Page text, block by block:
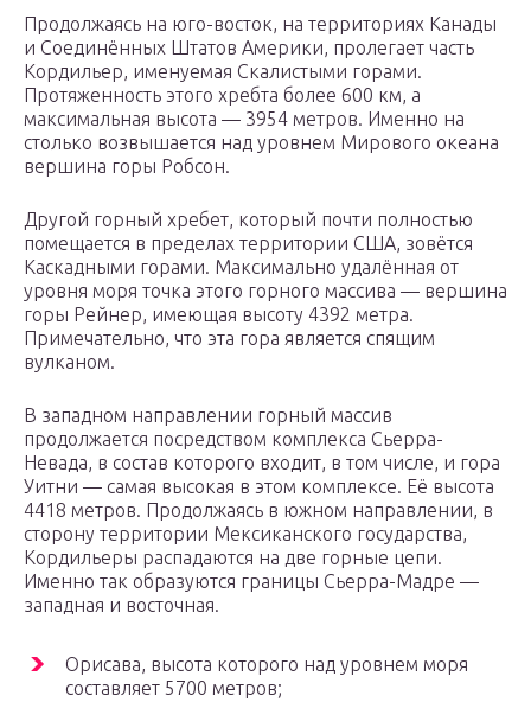
Продолжаясь на юго-восток, на территориях Канады
и Соединённых Штатов Америки, пролегает часть
Кордильер, именуемая Скалистыми горами.
Протяженность этого хребта более 600 км, а
максимальная высота — 3954 метров. Именно на
столько возвышается над уровнем Мирового океана
вершина горы Робсон.
Другой горный хребет, который почти полностью
помещается в пределах территории США, зовётся
Каскадными горами. Максимально удалённая от
уровня моря точка этого горного массива — вершина
горы Рейнер, имеющая высоту 4392 метра.
Примечательно, что эта гора является спящим
вулканом.
В западном направлении горный массив
продолжается посредством комплекса Сьерра-
Невада, в состав которого входит, в том числе, и гора
Уитни — самая высокая в этом комплексе. Её высота
4418 метров. Продолжаясь в южном направлении, в
сторону территории Мексиканского государства,
Кордильеры распадаются на две горные цепи.
Именно так образуются границы Сьерра-Мадре —
западная и восточная.
Орисава, высота которого над уровнем моря
составляет 5700 метров;